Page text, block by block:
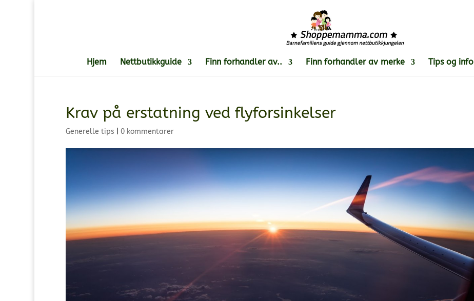
Hjem Nettbutikkguide Finn forhandler av.. Finn forhandler av merke Tips og info
Krav på erstatning ved flyforsinkelser
Generelle tips 0 kommentarer